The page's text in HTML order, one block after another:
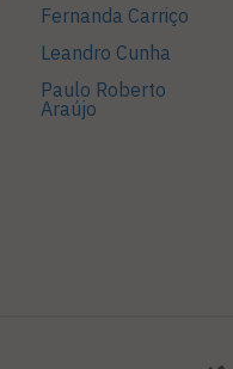
Fernanda Carriço
Leandro Cunha
Paulo Roberto
Araújo